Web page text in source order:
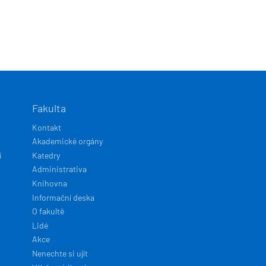
Fakulta
Kontakt
Akademické orgány
Katedry
Administrativa
Knihovna
Informační deska
O fakultě
Lidé
Akce
Nenechte si ujít